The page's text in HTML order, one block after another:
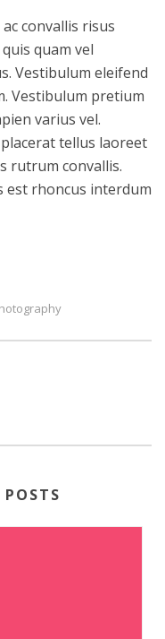
convallis risus
quam vel
Vestibulum eleifend
Vestibulum pretium
varius vel.
tellus laoreet
rutrum convallis.
est rhoncus interdum
POSTS